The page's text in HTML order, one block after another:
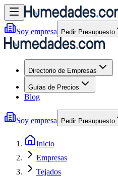
Soy empresa Pedir Presupuesto
Directorio de Empresas
Guías de Precios
Blog
Soy empresa Pedir Presupuesto
Inicio
Empresas
Tejados